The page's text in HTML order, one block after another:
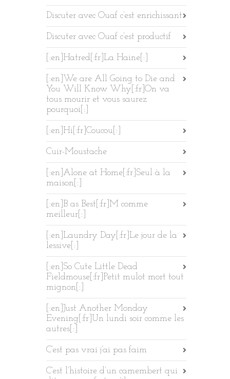
Discuter avec Ouaf c’est enrichissant
Discuter avec Ouaf c’est productif
[:en]Hatred[:fr]La Haine[:]
[:en]We are All Going to Die and
You Will Know Why[:fr]On va
tous mourir et vous saurez
pourquoi[:]
[:en]Hi[:fr]Coucou[:]
Cuir-Moustache
[:en]Alone at Home[:fr]Seul à la
maison[:]
[:en]B as Best[:fr]M comme
meilleur[:]
[:en]Laundry Day[:fr]Le jour de la
lessive[:]
[:en]So Cute Little Dead
Fieldmouse[:fr]Petit mulot mort tout
mignon[:]
[:en]Just Another Monday
Evening[:fr]Un lundi soir comme les
autres[:]
C’est pas vrai j’ai pas faim
C’est l’histoire d’un camembert qui